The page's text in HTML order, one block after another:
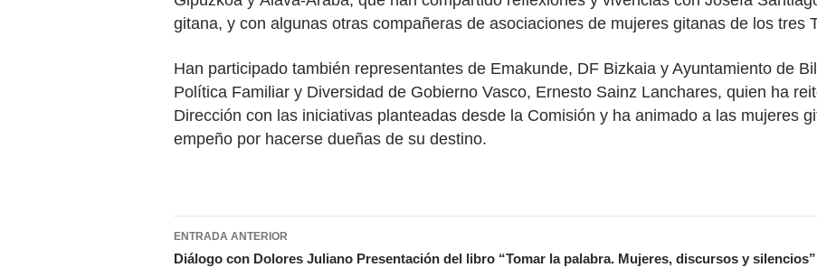
gitana, y con algunas otras compañeras de asociaciones de mujeres gitanas de los tres
Han participado también representantes de Emakunde, DF Bizkaia y Ayuntamiento de
Política Familiar y Diversidad de Gobierno Vasco, Ernesto Sainz Lanchares, quien ha
Dirección con las iniciativas planteadas desde la Comisión y ha animado a las mujeres
empeño por hacerse dueñas de su destino.
Navegación
de
ENTRADA ANTERIOR
Diálogo con Dolores Juliano Presentación del libro “Tomar la palabra. Mujeres, discursos y silencios”